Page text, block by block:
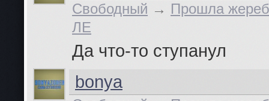
Свободный → Прошла
ЛЕ
Да что-то ступанул
bonya